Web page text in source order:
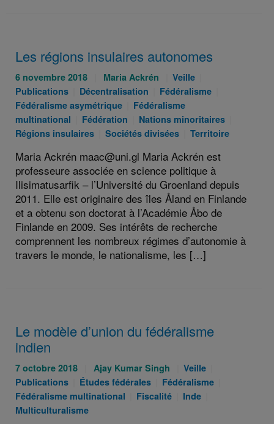
Les régions insulaires autonomes
Publié
le
:
6 novembre 2018
Auteurs
:
Maria Ackrén
Catégories
:
Veille
:
Publications
Catégories
:
Décentralisation
Catégories
:
Fédéralisme
Fédéralisme asymétrique
Catégories
Fédéralisme
multinational
Catégories
:
Fédération
Catégories
:
Nations minoritaires
Régions insulaires
Catégories
Sociétés divisées
Catégories
Territoire
Maria Ackrén maac@uni.gl Maria Ackrén est
professeure associée en science politique à
Ilisimatusarﬁk – l’Université du Groenland depuis
2011. Elle est originaire des îles Åland en Finlande
et a obtenu son doctorat à l’Académie Åbo de
Finlande en 2009. Ses intérêts de recherche
comprennent les nombreux régimes d’autonomie à
travers le monde, le nationalisme, les […]
Le modèle d’union du fédéralisme
indien
Publié
le
:
7 octobre 2018
Auteurs
:
Ajay Kumar Singh
Catégories
:
Veille
Publications
Catégories
:
Études fédérales
Catégories
:
Fédéralisme
Fédéralisme multinational
Catégories
Fiscalité
Catégories
Inde
Multiculturalisme